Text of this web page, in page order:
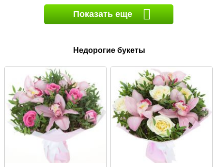
Показать еще
Недорогие букеты